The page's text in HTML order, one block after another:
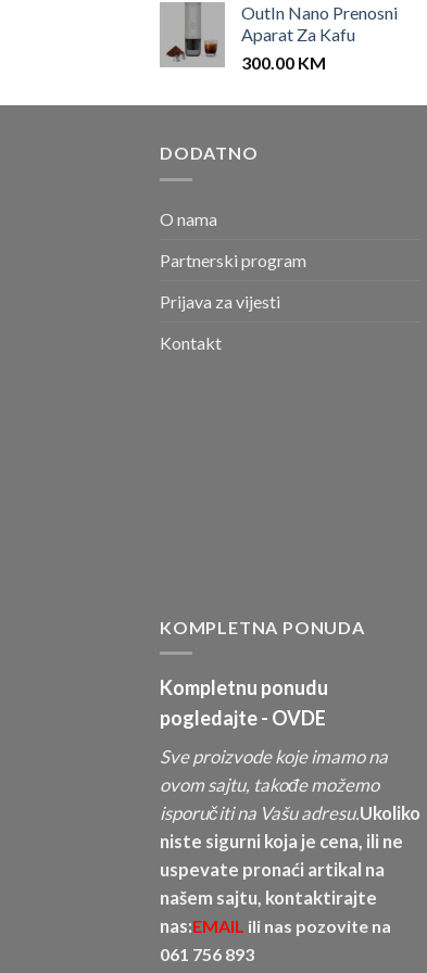
OutIn Nano Prenosni
Aparat Za Kafu
300.00 KM
DODATNO
O nama
Partnerski program
Prijava za vijesti
Kontakt
KOMPLETNA PONUDA
Kompletnu ponudu
pogledajte - OVDE
Sve proizvode koje imamo na
ovom sajtu, takođe možemo
isporučiti na Vašu adresu.Ukoliko
niste sigurni koja je cena, ili ne
uspevate pronaći artikal na
našem sajtu, kontaktirajte
nas:EMAIL ili nas pozovite na
061 756 893